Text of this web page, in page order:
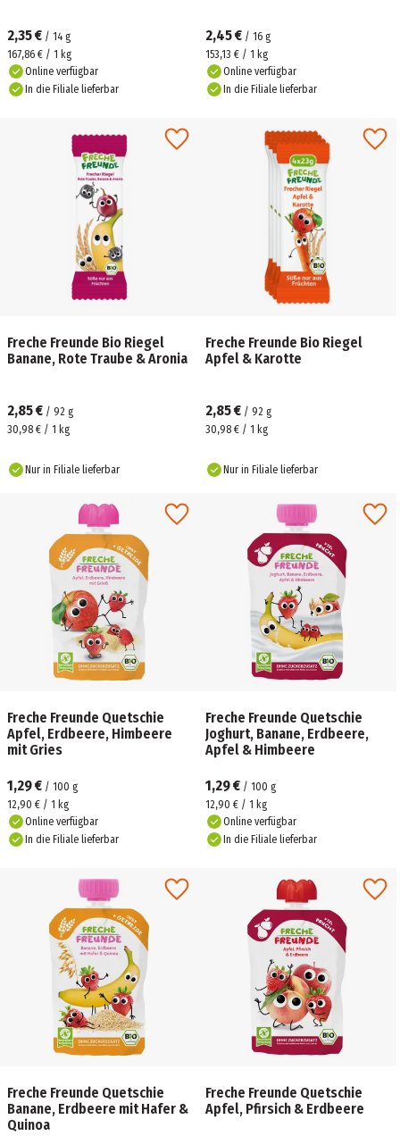
2,35 € / 14 g
167,86 € / 1 kg
Online verfügbar
In die Filiale lieferbar
2,45 € / 16 g
153,13 € / 1 kg
Online verfügbar
In die Filiale lieferbar
Freche Freunde Bio Riegel
Banane, Rote Traube & Aronia
2,85 € / 92 g
30,98 € / 1 kg
Nur in Filiale lieferbar
Freche Freunde Bio Riegel
Apfel & Karotte
2,85 € / 92 g
30,98 € / 1 kg
Nur in Filiale lieferbar
Freche Freunde Quetschie
Apfel, Erdbeere, Himbeere
mit Gries
1,29 € / 100 g
12,90 € / 1 kg
Online verfügbar
In die Filiale lieferbar
Freche Freunde Quetschie
Joghurt, Banane, Erdbeere,
Apfel & Himbeere
1,29 € / 100 g
12,90 € / 1 kg
Online verfügbar
In die Filiale lieferbar
Freche Freunde Quetschie
Banane, Erdbeere mit Hafer &
Quinoa
Freche Freunde Quetschie
Apfel, Pfirsich & Erdbeere